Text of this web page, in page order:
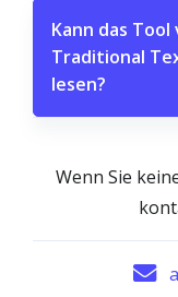
Kann das
Traditional
lesen?
Wenn Sie